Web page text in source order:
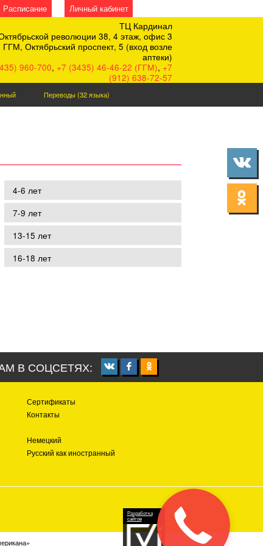
Расписание Личный кабинет
ТЦ Кардинал
революции 38, 4 этаж, офис 3
ГГМ, Октябрьский проспект, 5 (вход возле
аптеки)
960-700, +7 (3435) 46-46-22 (ГГМ), +7
(912) 638-72-57
Переводы (32 языка)
4-6 лет
7-9 лет
13-15 лет
16-18 лет
В СОЦСЕТЯХ:
Сертификаты
Контакты
Немецкий
Русский как иностранный
Разработка
сайтов